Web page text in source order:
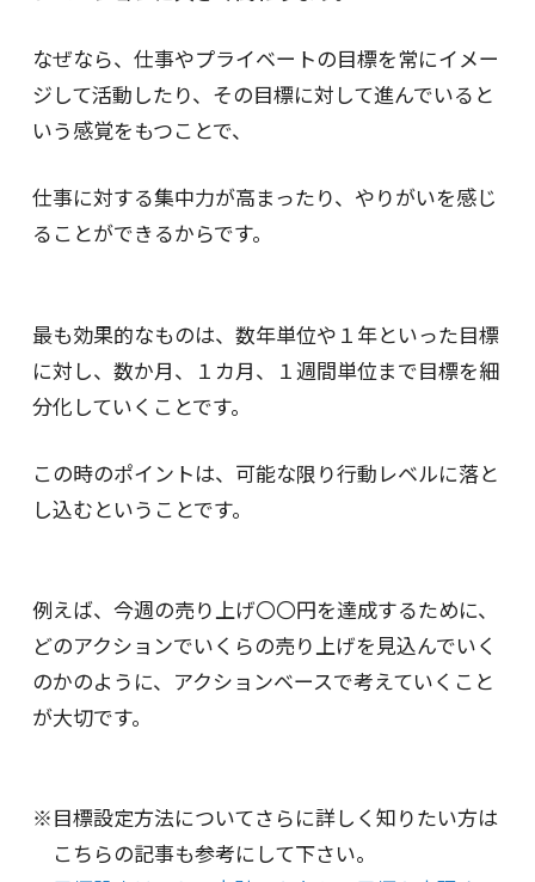
なぜなら、仕事やプライベートの目標を常にイメー
ジして活動したり、その目標に対して進んでいると
いう感覚をもつことで、
仕事に対する集中力が高まったり、やりがいを感じ
ることができるからです。
最も効果的なものは、数年単位や１年といった目標
に対し、数か月、１カ月、１週間単位まで目標を細
分化していくことです。
この時のポイントは、可能な限り行動レベルに落と
し込むということです。
例えば、今週の売り上げ〇〇円を達成するために、
どのアクションでいくらの売り上げを見込んでいく
のかのように、アクションベースで考えていくこと
が大切です。
目標設定方法についてさらに詳しく知りたい方は
こちらの記事も参考にして下さい。